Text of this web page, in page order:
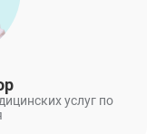
услуг по